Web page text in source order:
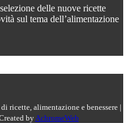
delle nuove ricette
sul tema dell’alimentazione
ricette, alimentazione e benessere |
by AchromeWeb